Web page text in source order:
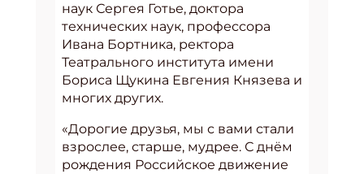
наук Сергея Готье, доктора
технических наук, профессора
Ивана Бортника, ректора
Театрального института имени
Бориса Щукина Евгения Князева и
многих других.
«Дорогие друзья, мы с вами стали
взрослее, старше, мудрее. С днём
рождения Российское движение